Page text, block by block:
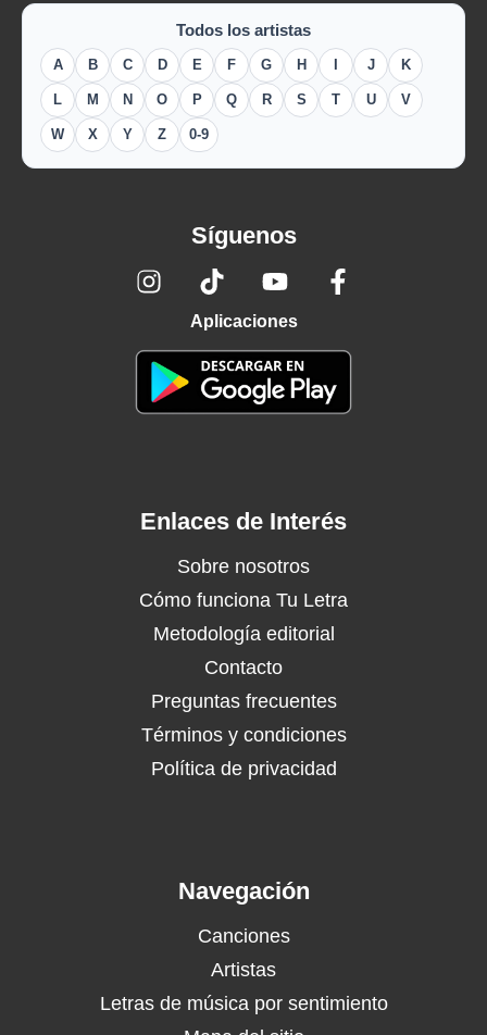
Todos los artistas
A B C D E F G H J K
L M N O P Q R S T U V
W X Y Z 0-9
Síguenos
Aplicaciones
Enlaces de Interés
Sobre nosotros
Cómo funciona Tu Letra
Metodología editorial
Contacto
Preguntas frecuentes
Términos y condiciones
Política de privacidad
Navegación
Canciones
Artistas
Letras de música por sentimiento